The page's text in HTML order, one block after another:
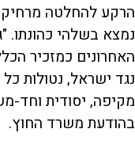
הרקע להחלטה
נמצא בשלהי כהונתו.
האחרונים כמזכיר
נגד ישראל, נטולות
מקיפה, יסודית
בהודעת משרד החוץ.